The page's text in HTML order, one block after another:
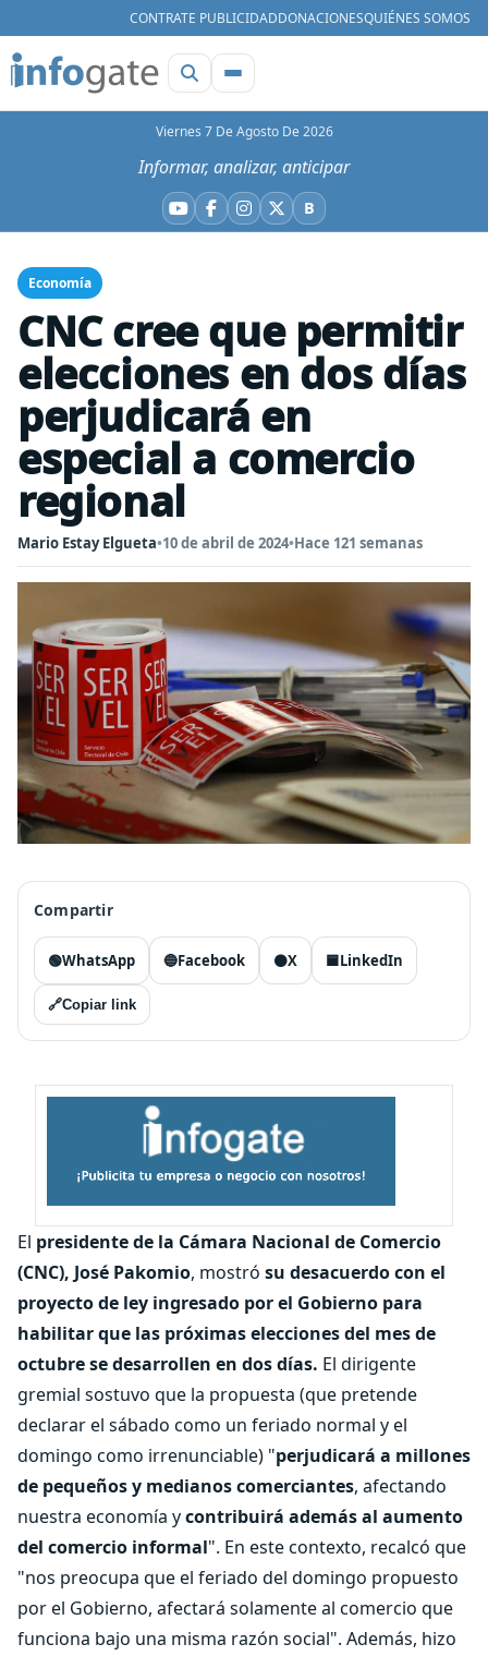
CONTRATE PUBLICIDADDONACIONESQUIÉNES SOMOS
Viernes 7 De Agosto De 2026
Informar, analizar, anticipar
YouTube
Facebook
Instagram
X BBluesky
Economía
CNC cree que permitir
elecciones en dos días
perjudicará en
especial a comercio
regional
Mario Estay Elgueta•10 de abril de 2024•Hace 121 semanas
Compartir
🟢WhatsApp 🔵Facebook ⚫X 🟦LinkedIn
🔗Copiar link
El presidente de la Cámara Nacional de Comercio
(CNC), José Pakomio, mostró su desacuerdo con el
proyecto de ley ingresado por el Gobierno para
habilitar que las próximas elecciones del mes de
octubre se desarrollen en dos días. El dirigente
gremial sostuvo que la propuesta (que pretende
declarar el sábado como un feriado normal y el
domingo como irrenunciable) "perjudicará a millones
de pequeños y medianos comerciantes, afectando
nuestra economía ycontribuirá además al aumento
del comercio informal". En este contexto, recalcó que
"nos preocupa que el feriado del domingo propuesto
por el Gobierno, afectará solamente al comercio que
funciona bajo una misma razón social". Además, hizo